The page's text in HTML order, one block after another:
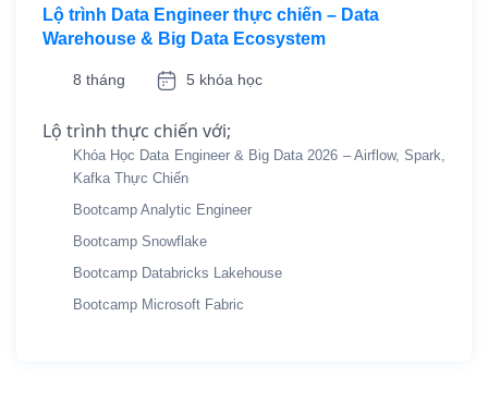
Lộ trình Data Engineer thực chiến – Data
Warehouse & Big Data Ecosystem
8 tháng 5 khóa học
Lộ trình thực chiến với;
Khóa Học Data Engineer & Big Data 2026 – Airflow, Spark,
Kafka Thực Chiến
Bootcamp Analytic Engineer
Bootcamp Snowflake
Bootcamp Databricks Lakehouse
Bootcamp Microsoft Fabric